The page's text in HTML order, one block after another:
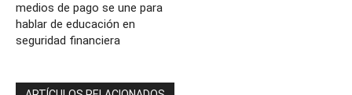
medios de pago se une para
hablar de educación en
seguridad financiera